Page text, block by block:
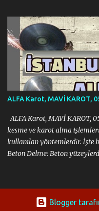
veya yıkım projelerinizde
ve delme işi için
Kesme ve Karot Hizmetleri,
Bizi Tercih Etmelisiniz? ·
deneyimli profesyonel
yönetiyoruz. · Modern
delme, kesme ve karot
hassasiyeti ön planda
ALFA Karot, MAVİ KAROT,
ALFA Karot, MAVİ KAROT,
kesme ve karot alma
kullanılan yöntemlerdir. İşte
Beton Delme: Beton
Beton yüzeylerin belirli bir
pencere açmak veya
Blogger